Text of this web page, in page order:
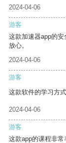
2024-04-06
游客
这款加速器app的
放心。
2024-04-06
游客
这款软件的学习方
2024-04-06
游客
这款app的课程非